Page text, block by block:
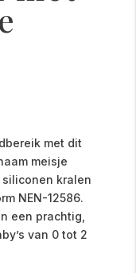
met dit
meisje
siliconen kralen
NEN-12586.
een prachtig,
van 0 tot 2